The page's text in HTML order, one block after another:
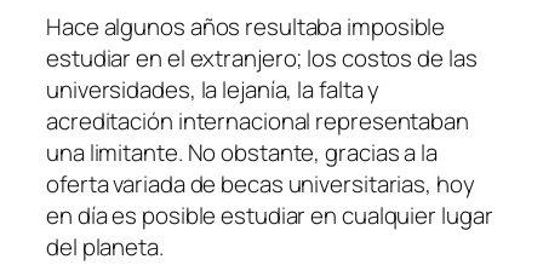
Hace algunos años resultaba imposible
estudiar en el extranjero; los costos de las
universidades, la lejanía, la falta y
acreditación internacional representaban
una limitante. No obstante, gracias a la
oferta variada de becas universitarias, hoy
en día es posible estudiar en cualquier lugar
del planeta.